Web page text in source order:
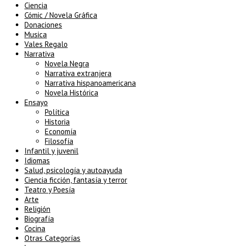
Ciencia
Cómic / Novela Gráfica
Donaciones
Musica
Vales Regalo
Narrativa
Novela Negra
Narrativa extranjera
Narrativa hispanoamericana
Novela Histórica
Ensayo
Política
Historia
Economía
Filosofía
Infantil y juvenil
Idiomas
Salud, psicología y autoayuda
Ciencia ficción, fantasía y terror
Teatro y Poesía
Arte
Religión
Biografía
Cocina
Otras Categorías